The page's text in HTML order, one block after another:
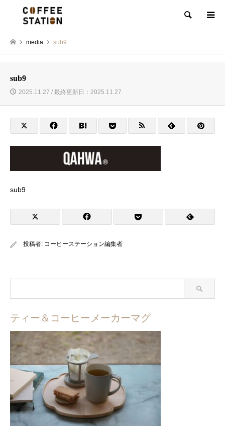
検索
media sub9
sub9
2025.11.27 / 最終更新日：2025.11.27
sub9
投稿者: コーヒーステーション編集者
ティー＆コーヒーメーカーマグ